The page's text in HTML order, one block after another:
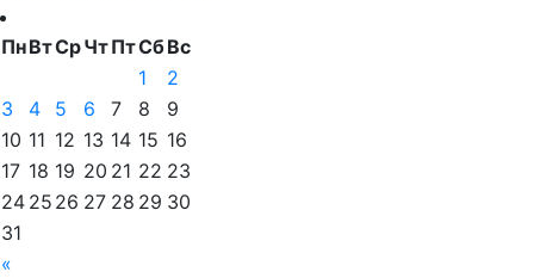
ПнВтСрЧтПтСбВс
«
1
2
3
4 5 6 7 8
9
10 11 12 13 14 15 16
17 18 19 20 21 22 23
24 25 26 27 28 29 30
31